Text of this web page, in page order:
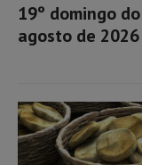
19º domingo
agosto de 2026